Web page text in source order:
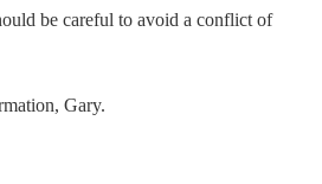
be careful to avoid a conflict of
Gary.